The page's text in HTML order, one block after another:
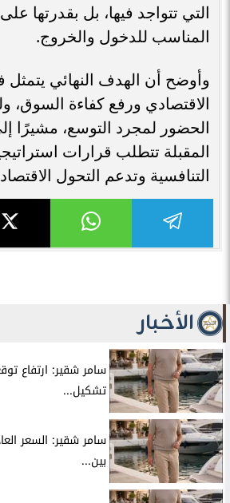
التي تتواجد فيها، بل بقدرتها
المناسب للدخول والخروج.
وأوضح أن الهدف النهائي يتمثل
الاقتصادي ورفع كفاءة السوق،
الحضور لمجرد التوسع، مشيرًا
المقبلة تتطلب قرارات
التنافسية وتدعم التحول
الأخبار
سامر شقير: ارتفاع
تشكيل...
سامر شقير: السعر
بين...